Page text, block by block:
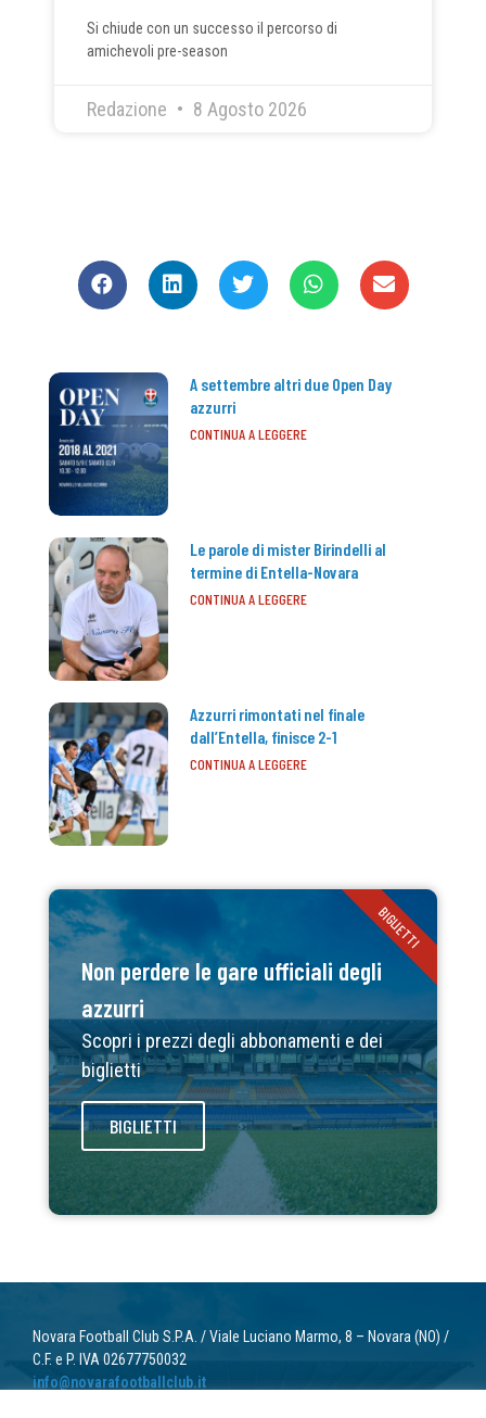
Si chiude con un successo il percorso di
amichevoli pre-season
Redazione 8 Agosto 2026
A settembre altri due Open Day
azzurri
CONTINUA A LEGGERE
Le parole di mister Birindelli al
termine di Entella-Novara
CONTINUA A LEGGERE
Azzurri rimontati nel finale
dall’Entella, finisce 2-1
CONTINUA A LEGGERE
Non perdere le gare ufficiali degli
azzurri
Scopri i prezzi degli abbonamenti e dei
biglietti
BIGLIETTI
BIGLIETTI
Novara Football Club S.P.A. / Viale Luciano Marmo, 8 – Novara (NO) /
C.F. e P. IVA 02677750032
info@novarafootballclub.it